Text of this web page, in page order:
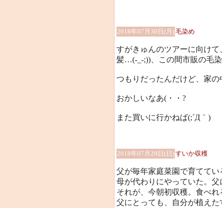
2018年07月30日(月)毛染め
すがきゅんのツアーに向け
髪…(-_-;))、この間市販の毛
つもりだったんだけど、家
おかしいなあ(・・?
また買いに行かねば(;´Д｀)
2018年07月29日(日)すいか収穫
父が毎年家庭菜園で育てて
母が代わりにやっていた。
それが、今朝初収穫。食べ
父にとっても、自分が植え